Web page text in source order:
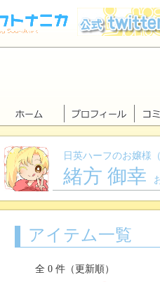
日英ハーフのお嬢様
緒方 御幸
アイテム一覧
全 0 件（更新順）